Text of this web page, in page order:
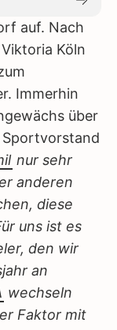
auf. Nach
Köln
Immerhin
über
Sportvorstand
nur sehr
anderen
diese
uns ist es
den wir
an
wechseln
Faktor mit